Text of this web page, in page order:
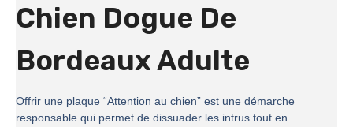
Chien Dogue De
Bordeaux Adulte
Offrir une plaque “Attention au chien” est une démarche
responsable qui permet de dissuader les intrus tout en